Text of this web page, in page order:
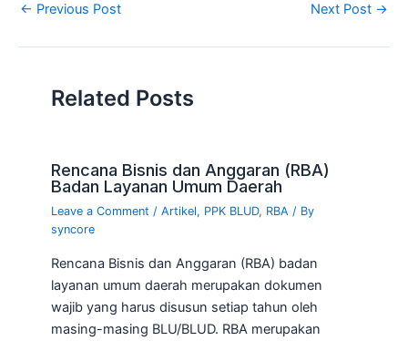
← Previous Post Next Post →
Related Posts
Rencana Bisnis dan Anggaran (RBA)
Badan Layanan Umum Daerah
Leave a Comment /Artikel, PPK BLUD, RBA / By
syncore
Rencana Bisnis dan Anggaran (RBA) badan
layanan umum daerah merupakan dokumen
wajib yang harus disusun setiap tahun oleh
masing-masing BLU/BLUD. RBA merupakan